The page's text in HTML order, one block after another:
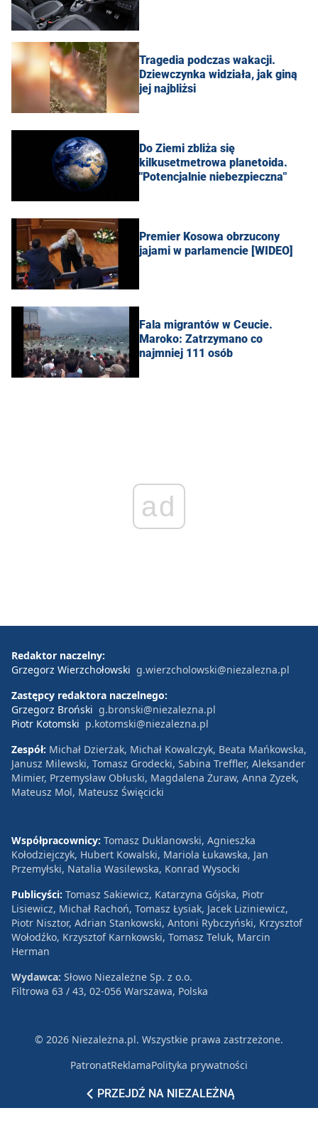
Tragedia podczas wakacji.
Dziewczynka widziała, jak giną
jej najbliżsi
Do Ziemi zbliża się
kilkusetmetrowa planetoida.
"Potencjalnie niebezpieczna"
Premier Kosowa obrzucony
jajami w parlamencie [WIDEO]
Fala migrantów w Ceucie.
Maroko: Zatrzymano co
najmniej 111 osób
ad
PRZEJDŹ NA NIEZALEŻNĄ
Redaktor naczelny:
Grzegorz Wierzchołowski g.wierzcholowski@niezalezna.pl
Zastępcy redaktora naczelnego:
Grzegorz Broński g.bronski@niezalezna.pl
Piotr Kotomski p.kotomski@niezalezna.pl
Zespół: Michał Dzierżak, Michał Kowalczyk, Beata Mańkowska,
Janusz Milewski, Tomasz Grodecki, Sabina Treffler, Aleksander
Mimier, Przemysław Obłuski, Magdalena Żuraw, Anna Zyzek,
Mateusz Mol, Mateusz Święcicki
Współpracownicy: Tomasz Duklanowski, Agnieszka
Kołodziejczyk, Hubert Kowalski, Mariola Łukawska, Jan
Przemyłski, Natalia Wasilewska, Konrad Wysocki
Publicyści: Tomasz Sakiewicz, Katarzyna Gójska, Piotr
Lisiewicz, Michał Rachoń, Tomasz Łysiak, Jacek Liziniewicz,
Piotr Nisztor, Adrian Stankowski, Antoni Rybczyński, Krzysztof
Wołodźko, Krzysztof Karnkowski, Tomasz Teluk, Marcin
Herman
Wydawca: Słowo Niezależne Sp. z o.o.
Filtrowa 63 / 43, 02-056 Warszawa, Polska
© 2026 Niezależna.pl. Wszystkie prawa zastrzeżone.
PatronatReklamaPolityka prywatności